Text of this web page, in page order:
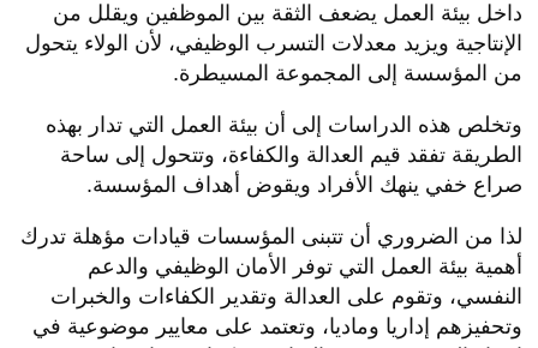
داخل بيئة العمل يضعف الثقة بين الموظفين ويقلل من
الإنتاجية ويزيد معدلات التسرب الوظيفي، لأن الولاء يتحول
من المؤسسة إلى المجموعة المسيطرة.
وتخلص هذه الدراسات إلى أن بيئة العمل التي تدار بهذه
الطريقة تفقد قيم العدالة والكفاءة، وتتحول إلى ساحة
صراع خفي ينهك الأفراد ويقوض أهداف المؤسسة.
لذا من الضروري أن تتبنى المؤسسات قيادات مؤهلة تدرك
أهمية بيئة العمل التي توفر الأمان الوظيفي والدعم
النفسي، وتقوم على العدالة وتقدير الكفاءات والخبرات
وتحفيزهم إداريا وماديا، وتعتمد على معايير موضوعية في